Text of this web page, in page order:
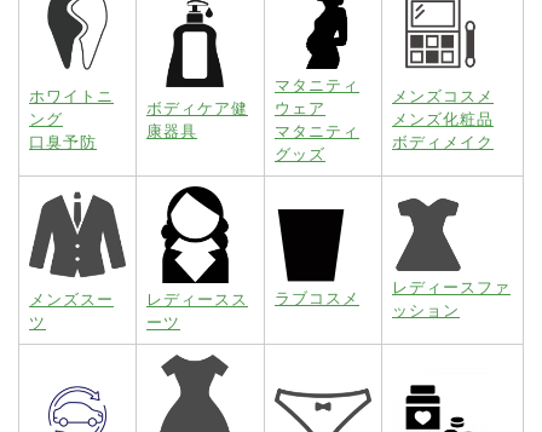
ホワイトニ
ング
口臭予防
ボディケア健
康器具
マタニティ
ウェア
マタニティ
グッズ
メンズコスメ
メンズ化粧品
ボディメイク
メンズスー
ツ
レディースス
ーツ
ラブコスメ
レディースファ
ッション